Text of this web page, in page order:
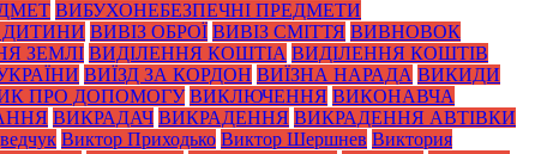
ВИБУХОНЕБЕЗПЕЧНІ ПРЕДМЕТИ
ДИТИНИ ВИВІЗ ОБРОЇ ВИВІЗ СМІТТЯ ВИВНОВОК
ЗЕМЛІ ВИДІЛЕННЯ КОШТІА ВИДІЛЕННЯ КОШТІВ
ВИЇЗД ЗА КОРДОН ВИЇЗНА НАРАДА ВИКИДИ
ПРО ДОПОМОГУ ВИКЛЮЧЕННЯ ВИКОНАВЧА
ВИКРАДАЧ ВИКРАДЕННЯ ВИКРАДЕННЯ АВТІВКИ
Виктор Приходько Виктор Шершнев Виктория